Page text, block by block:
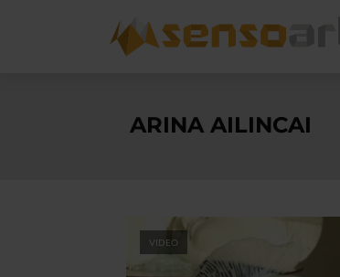
ARINA AILINCAI
VIDEO